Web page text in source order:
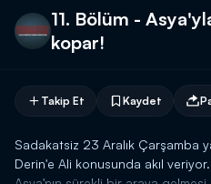
11. Bölüm -
kopar!
Takip Et Kaydet
Sadakatsiz 23 Aralık Çarşamba
Derin'e Ali konusunda akıl